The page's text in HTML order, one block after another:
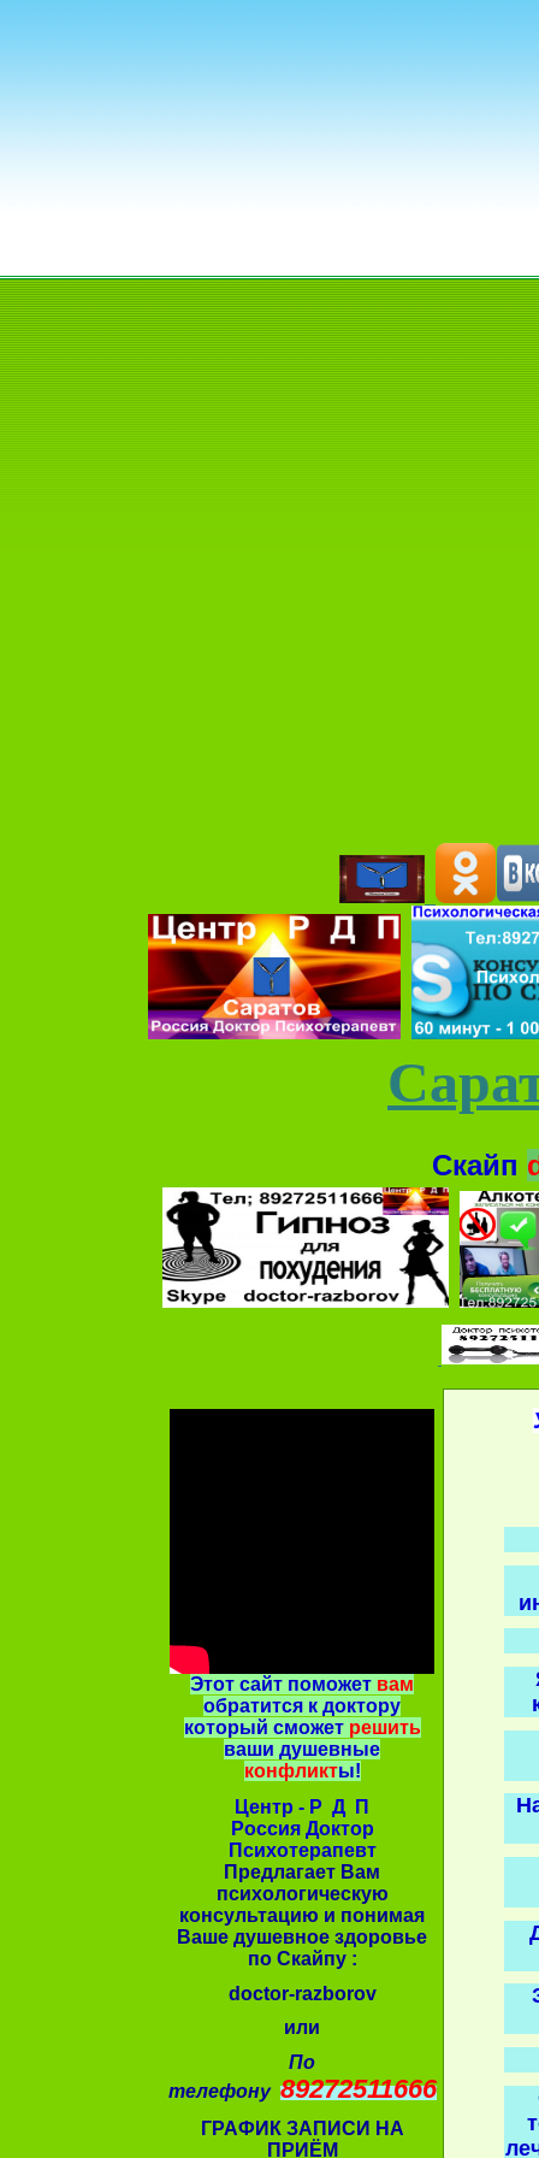
Скайп
Этот сайт поможет вам
обратится к доктору
который сможет решить
ваши душевные
конфликты!
Центр - Р Д П
Россия Доктор
Психотерапевт
Предлагает Вам
психологическую
консультацию и понимая
Ваше душевное здоровье
по Скайпу :
doctor-razborov
или
По
телефону 89272511666
ГРАФИК ЗАПИСИ НА
ПРИЁМ